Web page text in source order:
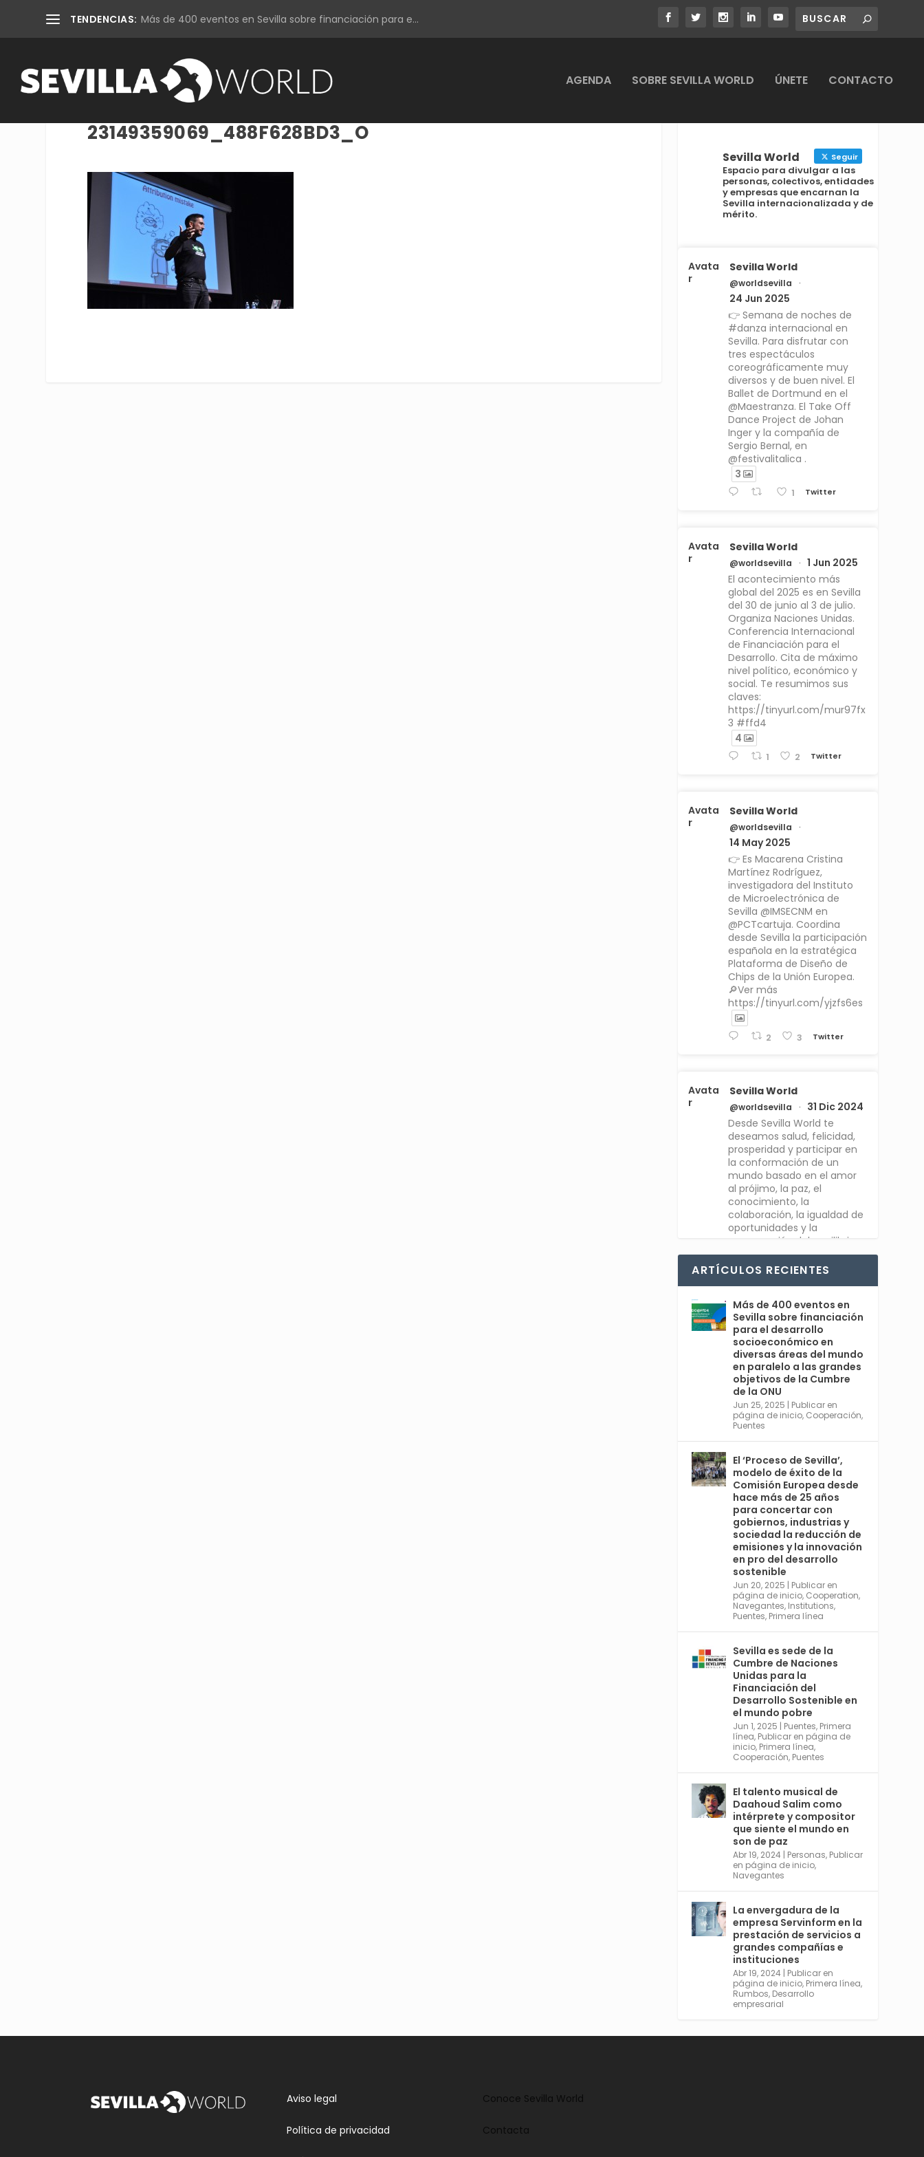
TENDENCIAS: Más de 400 eventos en Sevilla sobre financiación para e...
AGENDA SOBRE SEVILLA WORLD ÚNETE CONTACTO
23149359069_488F628BD3_O
Sevilla World Seguir
Espacio para divulgar a las
personas, colectivos, entidades
y empresas que encarnan la
Sevilla internacionalizada y de
mérito.
Avata
r
Sevilla World
@worldsevilla ·
24 Jun 2025
👉 Semana de noches de
#danza internacional en
Sevilla. Para disfrutar con
tres espectáculos
coreográficamente muy
diversos y de buen nivel. El
Ballet de Dortmund en el
@Maestranza. El Take Off
Dance Project de Johan
Inger y la compañía de
Sergio Bernal, en
@festivalitalica .
3
1 Twitter
Avata
r
Sevilla World
@worldsevilla ·
1 Jun 2025
El acontecimiento más
global del 2025 es en Sevilla
del 30 de junio al 3 de julio.
Organiza Naciones Unidas.
Conferencia Internacional
de Financiación para el
Desarrollo. Cita de máximo
nivel político, económico y
social. Te resumimos sus
claves:
https://tinyurl.com/mur97fx
3 #ffd4
4
1 2 Twitter
Avata
r
Sevilla World
@worldsevilla ·
14 May 2025
👉 Es Macarena Cristina
Martínez Rodríguez,
investigadora del Instituto
de Microelectrónica de
Sevilla @IMSECNM en
@PCTcartuja. Coordina
desde Sevilla la participación
española en la estratégica
Plataforma de Diseño de
Chips de la Unión Europea.
🔎Ver más
https://tinyurl.com/yjzfs6es
2 3 Twitter
Avata
r
Sevilla World
@worldsevilla ·
31 Dic 2024
Desde Sevilla World te
deseamos salud, felicidad,
prosperidad y participar en
la conformación de un
mundo basado en el amor
al prójimo, la paz, el
conocimiento, la
colaboración, la igualdad de
oportunidades y la
recuperación del equilibrio
entre sociedad y planeta.
#Feliz2025
1 Twitter
Sevilla World
@worldsevilla
30 Dic 2024
👉 La cita de ámbito
mundial más relevante en
#Sevilla en 2025 es una
cumbre organizada por
@ONU_es del 30 de junio al 3
de julio, con España
@MAECgob como anfitriona.
🌍 Cuarta Conferencia
Internacional sobre la
Financiación para el
Desarrollo. Ver más:
https://financing.desa.un.or
g/ffd4
2 Twitter
Avata
r
Sevilla World
@worldsevilla · 1 Sep 2024
La temporada de congresos
científicos comienza en
Sevilla este lunes 2 con la
Conferencia Internacional
sobre Catálisis, y con el
Congreso de Parasitología.
Del día 3 al 6, Congreso de
Metodología de Ciencias
Sociales y la Salud; y los días
5 y 6 Jornadas de Economía
Industrial.
4
1
Avata
r
@worldsevilla ·
21 May 2024
Conoce a @mvbim, la
empresa sevillana que ha
sido pionera en España en el
uso de la tecnología BIM
para digitalizar e
industrializar la arquitectura
dimensión internacional en
ARTÍCULOS RECIENTES
Más de 400 eventos en
Sevilla sobre financiación
para el desarrollo
socioeconómico en
diversas áreas del mundo
en paralelo a las grandes
objetivos de la Cumbre
de la ONU
Jun 25, 2025 | Publicar en
página de inicio, Cooperación,
Puentes
El ‘Proceso de Sevilla’,
modelo de éxito de la
Comisión Europea desde
hace más de 25 años
para concertar con
gobiernos, industrias y
sociedad la reducción de
emisiones y la innovación
en pro del desarrollo
sostenible
Jun 20, 2025 | Publicar en
página de inicio, Cooperation,
Navegantes, Institutions,
Puentes, Primera línea
Sevilla es sede de la
Cumbre de Naciones
Unidas para la
Financiación del
Desarrollo Sostenible en
el mundo pobre
Jun 1, 2025 | Puentes, Primera
línea, Publicar en página de
inicio, Primera línea,
Cooperación, Puentes
El talento musical de
Daahoud Salim como
intérprete y compositor
que siente el mundo en
son de paz
Abr 19, 2024 | Personas, Publicar
en página de inicio,
Navegantes
La envergadura de la
empresa Servinform en la
prestación de servicios a
grandes compañías e
instituciones
Abr 19, 2024 | Publicar en
página de inicio, Primera línea,
Rumbos, Desarrollo
empresarial
Aviso legal
Política de privacidad
Conoce Sevilla World
Contacta